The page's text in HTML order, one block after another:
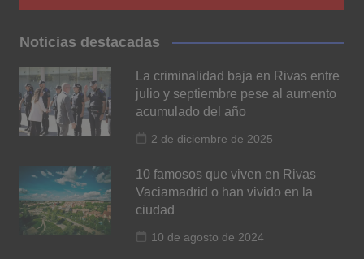
Noticias destacadas
La criminalidad baja en Rivas entre
julio y septiembre pese al aumento
acumulado del año
2 de diciembre de 2025
10 famosos que viven en Rivas
Vaciamadrid o han vivido en la
ciudad
10 de agosto de 2024